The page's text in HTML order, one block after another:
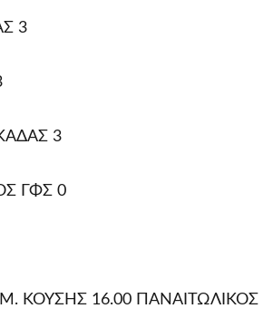
3
3
ΓΦΣ 0
ΚΟΥΣΗΣ 16.00 ΠΑΝΑΙΤΩΛΙΚΟΣ